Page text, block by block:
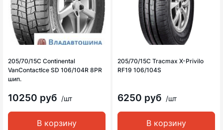
205/70/15C Continental
VanContactIce SD 106/104R 8PR
шип.
10250 руб /шт
В корзину
205/70/15C Tracmax X-Privilo
RF19 106/104S
6250 руб /шт
В корзину